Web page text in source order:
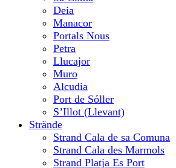
Deia
Manacor
Portals Nous
Petra
Llucajor
Muro
Alcudia
Port de Sóller
S’Illot (Llevant)
Strände
Strand Cala de sa Comuna
Strand Cala des Marmols
Strand Platja Es Port